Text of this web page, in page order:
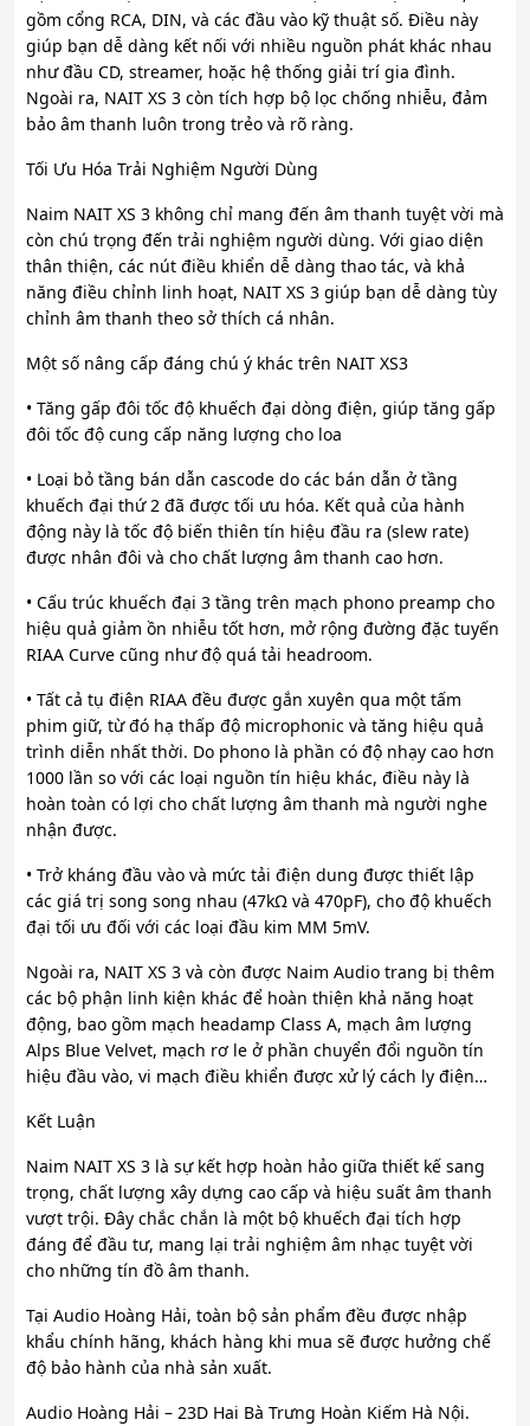
gồm cổng RCA, DIN, và các đầu vào kỹ thuật số. Điều này
giúp bạn dễ dàng kết nối với nhiều nguồn phát khác nhau
như đầu CD, streamer, hoặc hệ thống giải trí gia đình.
Ngoài ra, NAIT XS 3 còn tích hợp bộ lọc chống nhiễu, đảm
bảo âm thanh luôn trong trẻo và rõ ràng.
Tối Ưu Hóa Trải Nghiệm Người Dùng
Naim NAIT XS 3 không chỉ mang đến âm thanh tuyệt vời mà
còn chú trọng đến trải nghiệm người dùng. Với giao diện
thân thiện, các nút điều khiển dễ dàng thao tác, và khả
năng điều chỉnh linh hoạt, NAIT XS 3 giúp bạn dễ dàng tùy
chỉnh âm thanh theo sở thích cá nhân.
Một số nâng cấp đáng chú ý khác trên NAIT XS3
• Tăng gấp đôi tốc độ khuếch đại dòng điện, giúp tăng gấp
đôi tốc độ cung cấp năng lượng cho loa
• Loại bỏ tầng bán dẫn cascode do các bán dẫn ở tầng
khuếch đại thứ 2 đã được tối ưu hóa. Kết quả của hành
động này là tốc độ biến thiên tín hiệu đầu ra (slew rate)
được nhân đôi và cho chất lượng âm thanh cao hơn.
• Cấu trúc khuếch đại 3 tầng trên mạch phono preamp cho
hiệu quả giảm ồn nhiễu tốt hơn, mở rộng đường đặc tuyến
RIAA Curve cũng như độ quá tải headroom.
• Tất cả tụ điện RIAA đều được gắn xuyên qua một tấm
phim giữ, từ đó hạ thấp độ microphonic và tăng hiệu quả
trình diễn nhất thời. Do phono là phần có độ nhạy cao hơn
1000 lần so với các loại nguồn tín hiệu khác, điều này là
hoàn toàn có lợi cho chất lượng âm thanh mà người nghe
nhận được.
• Trở kháng đầu vào và mức tải điện dung được thiết lập
các giá trị song song nhau (47kΩ và 470pF), cho độ khuếch
đại tối ưu đối với các loại đầu kim MM 5mV.
Ngoài ra, NAIT XS 3 và còn được Naim Audio trang bị thêm
các bộ phận linh kiện khác để hoàn thiện khả năng hoạt
động, bao gồm mạch headamp Class A, mạch âm lượng
Alps Blue Velvet, mạch rơ le ở phần chuyển đổi nguồn tín
hiệu đầu vào, vi mạch điều khiển được xử lý cách ly điện…
Kết Luận
Naim NAIT XS 3 là sự kết hợp hoàn hảo giữa thiết kế sang
trọng, chất lượng xây dựng cao cấp và hiệu suất âm thanh
vượt trội. Đây chắc chắn là một bộ khuếch đại tích hợp
đáng để đầu tư, mang lại trải nghiệm âm nhạc tuyệt vời
cho những tín đồ âm thanh.
Tại Audio Hoàng Hải, toàn bộ sản phẩm đều được nhập
khẩu chính hãng, khách hàng khi mua sẽ được hưởng chế
độ bảo hành của nhà sản xuất.
Audio Hoàng Hải – 23D Hai Bà Trưng Hoàn Kiếm Hà Nội.